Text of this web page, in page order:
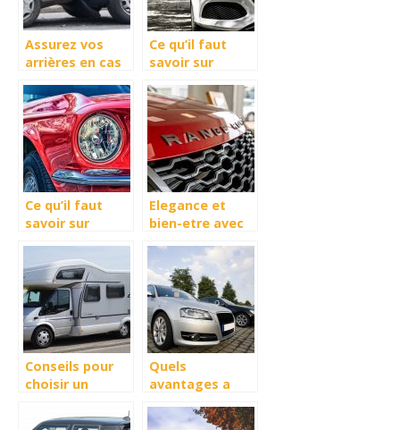
Assurez vos
arrières en cas
voiture
Ce qu’il faut
savoir sur
auto pour
voitures
hybrides
Ce qu’il faut
savoir sur
auto pour
voiture
electrique
Elegance et
bien-etre avec
Range Rover
Velar Auric
Edition
Conseils pour
choisir un
Quels
avantages a
logiciel dedie